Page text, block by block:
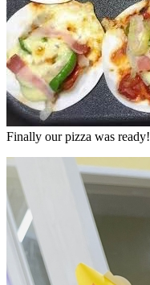
Finally our pizza was